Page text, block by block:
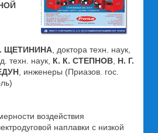
ЩЕТИНИНА , доктора техн. наук,
техн. наук, К. К. СТЕПНОВ Н. Г.
, инженеры (Приазов. гос.
воздействия
наплавки с низкой